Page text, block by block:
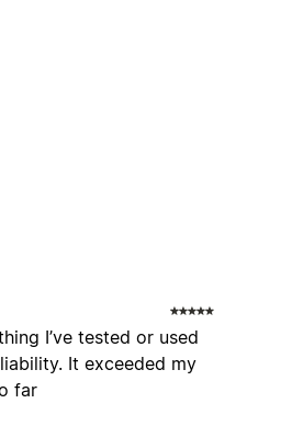
I’ve tested or used
It exceeded my
far